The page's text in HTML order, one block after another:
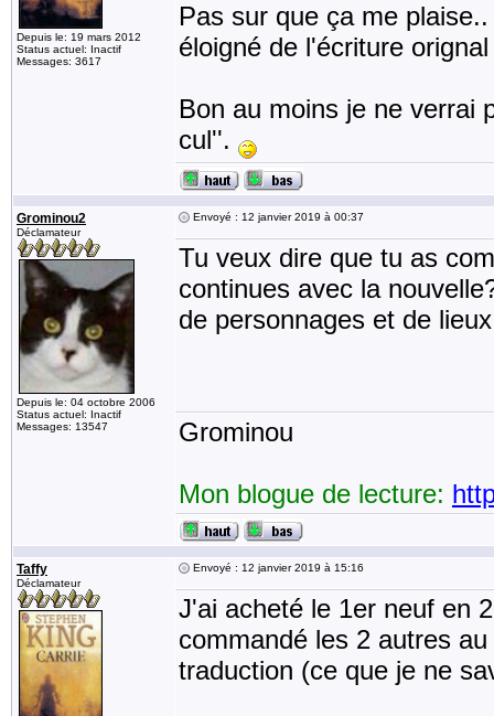
Depuis le: 19 mars 2012
Status actuel: Inactif
Messages: 3617
Pas sur que ça me
éloigné de l'écriture
Bon au moins je ne verrai
cul''.
Grominou2
Déclamateur
Depuis le: 04 octobre 2006
Status actuel: Inactif
Messages: 13547
Envoyé : 12 janvier 2019 à 00:37
Tu veux dire que tu as
continues avec la
de personnages et de
Grominou
Mon blogue de lecture:
Taffy
Déclamateur
Envoyé : 12 janvier 2019 à 15:16
J'ai acheté le 1er neuf en
commandé les 2 autres
traduction (ce que je ne